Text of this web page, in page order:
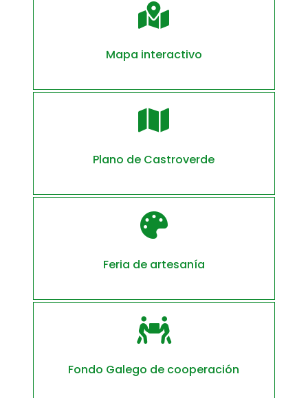

Mapa interactivo

Plano de Castroverde

Feria de artesanía

Fondo Galego de cooperación